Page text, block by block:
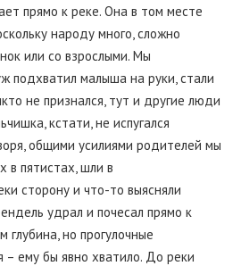
прямо к реке. Она в том месте
народу много, сложно
или со взрослыми. Мы
подхватил малыша на руки, стали
не признался, тут и другие люди
кстати, не испугался
общими усилиями родителей мы
в пятистах, шли в
сторону и что-то выясняли
удрал и почесал прямо к
глубина, но прогулочные
ему бы явно хватило. До реки